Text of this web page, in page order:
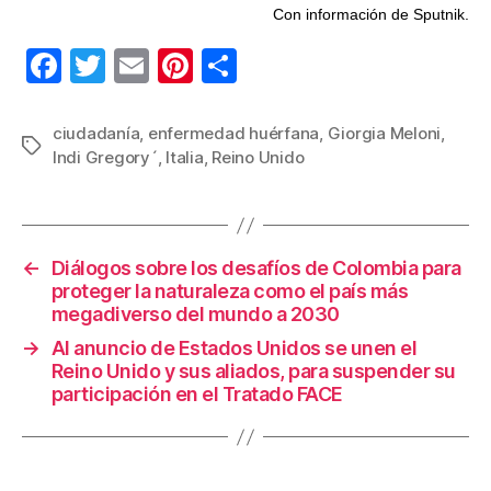
Con información de Sputnik.
F
c
e
o
k
T
tt
er
E
ail
Pi
er
e
m
p
tir
Etiquetas
ciudadanía, enfermedad huérfana, Giorgia Meloni,
Indi Gregory´, Italia, Reino Unido
←
Diálogos sobre los desafíos de Colombia para
proteger la naturaleza como el país más
megadiverso del mundo a 2030
→
Al anuncio de Estados Unidos se unen el
Reino Unido y sus aliados, para suspender su
participación en el Tratado FACE